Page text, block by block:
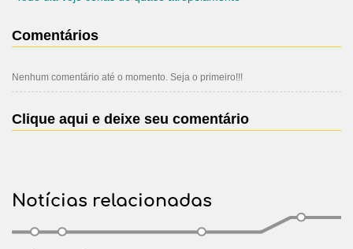
Comentários
Nenhum comentário até o momento. Seja o primeiro!!!
Clique aqui e deixe seu comentário
Notícias relacionadas